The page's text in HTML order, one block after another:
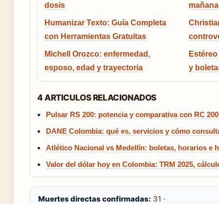
dosis
Humanizar Texto: Guía Completa
con Herramientas Gratuitas
Michell Orozco: enfermedad,
esposo, edad y trayectoria
y
4 ARTICULOS RELACIONADOS
Pulsar RS 200: potencia y comparativa con RC
DANE Colombia: qué es, servicios y cómo
Atlético Nacional vs Medellín: boletas, horarios e
Valor del dólar hoy en Colombia: TRM 2025,
Muertes directas confirmadas: 31 ·